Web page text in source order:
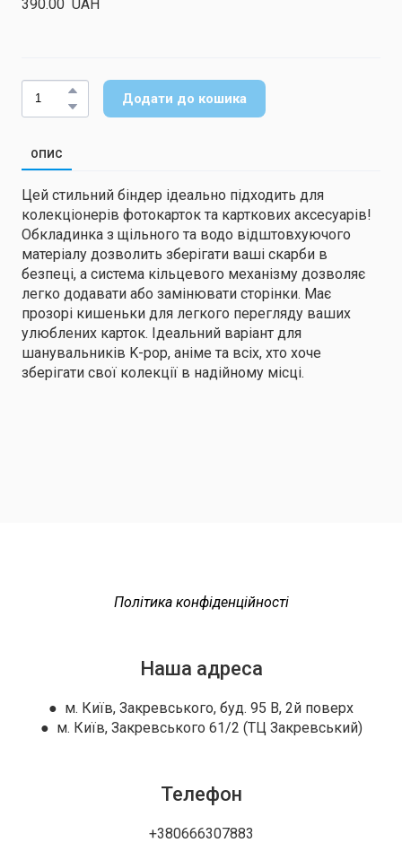
390.00  UAH
Додати до кошика
ОПИС
Цей стильний біндер ідеально підходить для
колекціонерів фотокарток та карткових аксесуарів!
Обкладинка з щільного та водо відштовхуючого
матеріалу дозволить зберігати ваші скарби в
безпеці, а система кільцевого механізму дозволяє
легко додавати або замінювати сторінки. Має
прозорі кишеньки для легкого перегляду ваших
улюблених карток. Ідеальний варіант для
шанувальників K-pop, аніме та всіх, хто хоче
зберігати свої колекції в надійному місці.
Політика конфіденційності
Наша адреса
● м. Київ, Закревського, буд. 95 В, 2й поверх
● м. Київ, Закревського 61/2 (ТЦ Закревський)
Телефон
+380666307883